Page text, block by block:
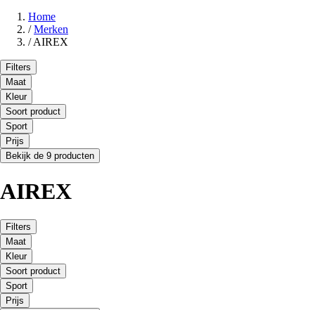
Home
/ Merken
/AIREX
Filters
Maat
Kleur
Soort product
Sport
Prijs
Bekijk de 9 producten
AIREX
Filters
Maat
Kleur
Soort product
Sport
Prijs